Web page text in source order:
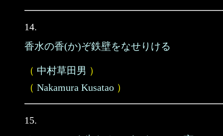
14.
香水の香(か)ぞ鉄壁をなせりける
（ 中村草田男 ）
（ Nakamura Kusatao ）
15.